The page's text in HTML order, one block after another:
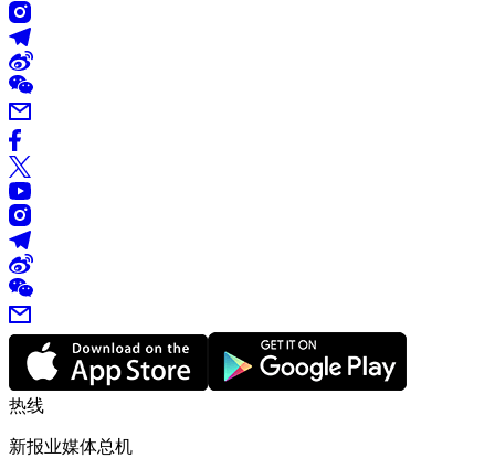
热线
新报业媒体总机